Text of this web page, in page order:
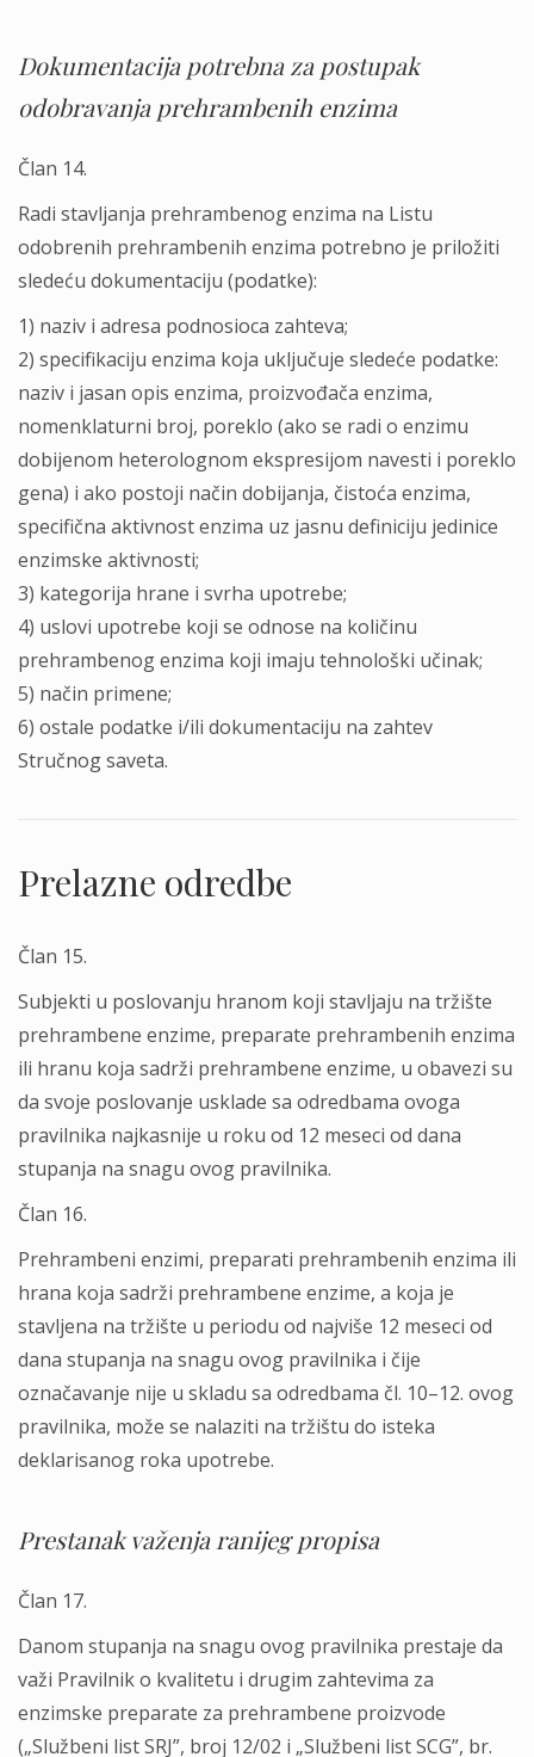
Dokumentacija potrebna za postupak
odobravanja prehrambenih enzima
Član 14.
Radi stavlјanja prehrambenog enzima na Listu
odobrenih prehrambenih enzima potrebno je priložiti
sledeću dokumentaciju (podatke):
1) naziv i adresa podnosioca zahteva;
2) specifikaciju enzima koja uklјučuje sledeće podatke:
naziv i jasan opis enzima, proizvođača enzima,
nomenklaturni broj, poreklo (ako se radi o enzimu
dobijenom heterolognom ekspresijom navesti i poreklo
gena) i ako postoji način dobijanja, čistoća enzima,
specifična aktivnost enzima uz jasnu definiciju jedinice
enzimske aktivnosti;
3) kategorija hrane i svrha upotrebe;
4) uslovi upotrebe koji se odnose na količinu
prehrambenog enzima koji imaju tehnološki učinak;
5) način primene;
6) ostale podatke i/ili dokumentaciju na zahtev
Stručnog saveta.
Prelazne odredbe
Član 15.
Subjekti u poslovanju hranom koji stavlјaju na tržište
prehrambene enzime, preparate prehrambenih enzima
ili hranu koja sadrži prehrambene enzime, u obavezi su
da svoje poslovanje usklade sa odredbama ovoga
pravilnika najkasnije u roku od 12 meseci od dana
stupanja na snagu ovog pravilnika.
Član 16.
Prehrambeni enzimi, preparati prehrambenih enzima ili
hrana koja sadrži prehrambene enzime, a koja je
stavlјena na tržište u periodu od najviše 12 meseci od
dana stupanja na snagu ovog pravilnika i čije
označavanje nije u skladu sa odredbama čl. 10–12. ovog
pravilnika, može se nalaziti na tržištu do isteka
deklarisanog roka upotrebe.
Prestanak važenja ranijeg propisa
Član 17.
Danom stupanja na snagu ovog pravilnika prestaje da
važi Pravilnik o kvalitetu i drugim zahtevima za
enzimske preparate za prehrambene proizvode
(„Službeni list SRJ”, broj 12/02 i „Službeni list SCG”, br.